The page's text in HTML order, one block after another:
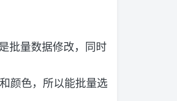
批量数据修改，同时
颜色，所以能批量选